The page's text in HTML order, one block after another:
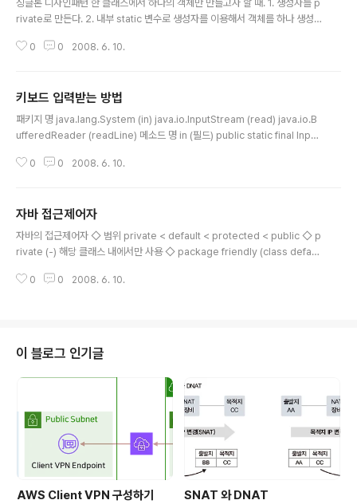
싱글톤 디자인패턴 한 클래스에서 하나의 객체만 만들고자 할 때. 1. 생성자를 p
rivate로 만든다. 2. 내부 static 변수로 생성자를 이용해서 객체를 하나 생성
는 메소드를 만든다. public class SingletonTest{ public static void ma
// 생성자가 private 이므로 외부에서 객체 생성 불가 System.out.println
(c); System.out.println(..
0 0 2008. 6. 10.
키보드 입력받는 방법
패키지 명 java.lang.System (in) java.io.InputStream (read) java.io.B
ufferedReader (readLine) 메소드 명 in (필드) public static final Input
Line (메서드) String readLine() 기 능 표준 입력 스트림. / 키보드 입력을 받
putStreamReader 클래스와 사용. 만약, 라인 단위로 문자를 입력받고자 할
때에는 Buffered..
0 0 2008. 6. 10.
자바 접근제어자
자바의 접근제어자 ◇ 범위 private < default < protected < public ◇ p
rivate (-) 해당 클래스 내에서만 사용 ◇ package friendly (class defaul
상속받은 서브 클래스에서만 사용 가능 ◇ public (+) (interface default)
같거나 넓은 범위로 정해야 한다. ◇ 클래스의 public과 default (클래스는 pr
0 0 2008. 6. 10.
이 블로그 인기글
AWS Client VPN 구성하기 SNAT 와 DNAT